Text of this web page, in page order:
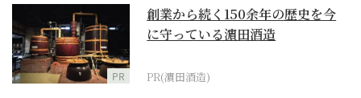
PR
創業から続く150余年の歴史を今
に守っている濵田酒造
PR(濵田酒造)